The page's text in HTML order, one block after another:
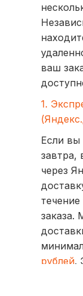
ваш
1.
Если вы
завтра,
через
заказа.
рублей.